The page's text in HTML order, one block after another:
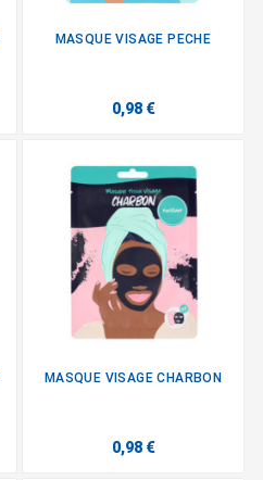
MASQUE VISAGE PECHE
0,98 €
MASQUE VISAGE CHARBON
0,98 €